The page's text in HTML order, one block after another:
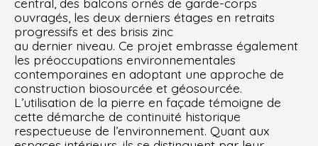
central, des balcons ornés de garde-corps
ouvragés, les deux derniers étages en retraits
progressifs et des brisis zinc
au dernier niveau. Ce projet embrasse également
les préoccupations environnementales
contemporaines en adoptant une approche de
construction biosourcée et géosourcée.
L’utilisation de la pierre en façade témoigne de
cette démarche de continuité historique
respectueuse de l’environnement. Quant aux